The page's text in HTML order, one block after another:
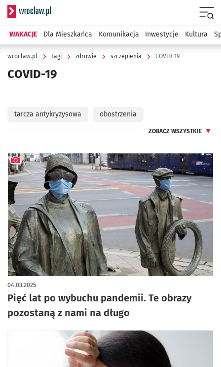
Serwis informacyjny wroclaw.pl
WAKACJE Dla Mieszkańca Komunikacja Inwestycje Kultura
wroclaw.pl Tagi zdrowie szczepienia COVID-19
COVID-19
tarcza antykryzysowa obostrzenia
ZOBACZ WSZYSTKIE
Pięć lat po wybuchu pandemii. Te obrazy
pozostaną z nami na długo
04.03.2025
artykuł z galerią zdjęć